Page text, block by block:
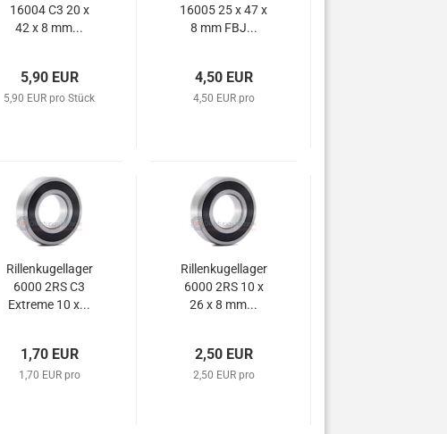
16004 C3 20 x
42 x 8 mm...
5,90 EUR
5,90 EUR pro Stück
16005 25 x 47 x
8 mm FBJ...
4,50 EUR
4,50 EUR pro
Rillenkugellager
6000 2RS C3
Extreme 10 x...
1,70 EUR
1,70 EUR pro
Rillenkugellager
6000 2RS 10 x
26 x 8 mm...
2,50 EUR
2,50 EUR pro